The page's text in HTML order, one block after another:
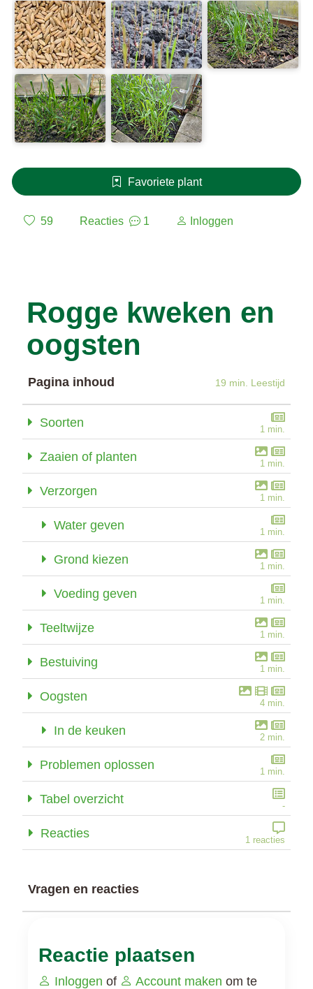
Favoriete plant
59 Reacties 1 Inloggen
Rogge kweken en
oogsten
Pagina inhoud 19 min. Leestijd
Soorten 1 min.
Zaaien of planten 1 min.
Verzorgen 1 min.
Water geven 1 min.
Grond kiezen 1 min.
Voeding geven 1 min.
Teeltwijze 1 min.
Bestuiving 1 min.
Oogsten 4 min.
In de keuken 2 min.
Problemen oplossen 1 min.
Tabel overzicht -
Reacties 1 reacties
Vragen en reacties
Reactie plaatsen
Inloggen of Account maken om te